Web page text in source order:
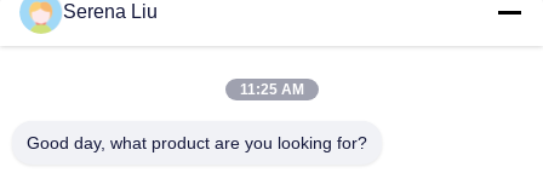
équipement d'inspection de pont en seau de 6x4 16M
Dongfeng pour la détection de pont, DFL1250A9
Volvo Fm400 8x4 22m sous le camion d'inspection de pont a
Serena Liu
11:25 AM
Good day, what product are you looking for?